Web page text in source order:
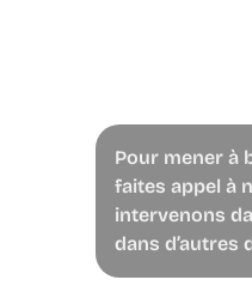
Pour mener à
faites appel à
intervenons
dans d’autres